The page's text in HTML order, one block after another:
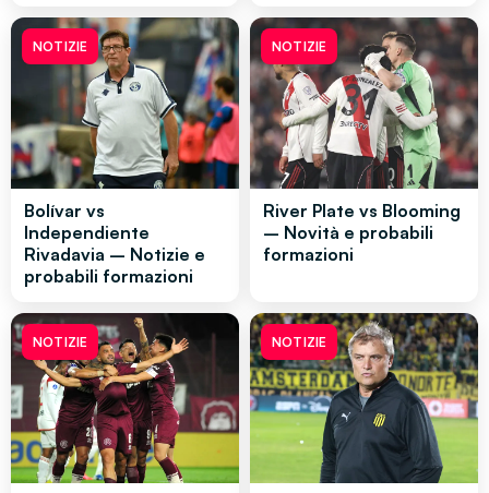
NOTIZIE
Bolívar vs
Independiente
Rivadavia – Notizie e
probabili formazioni
NOTIZIE
River Plate vs Blooming
– Novità e probabili
formazioni
NOTIZIE NOTIZIE